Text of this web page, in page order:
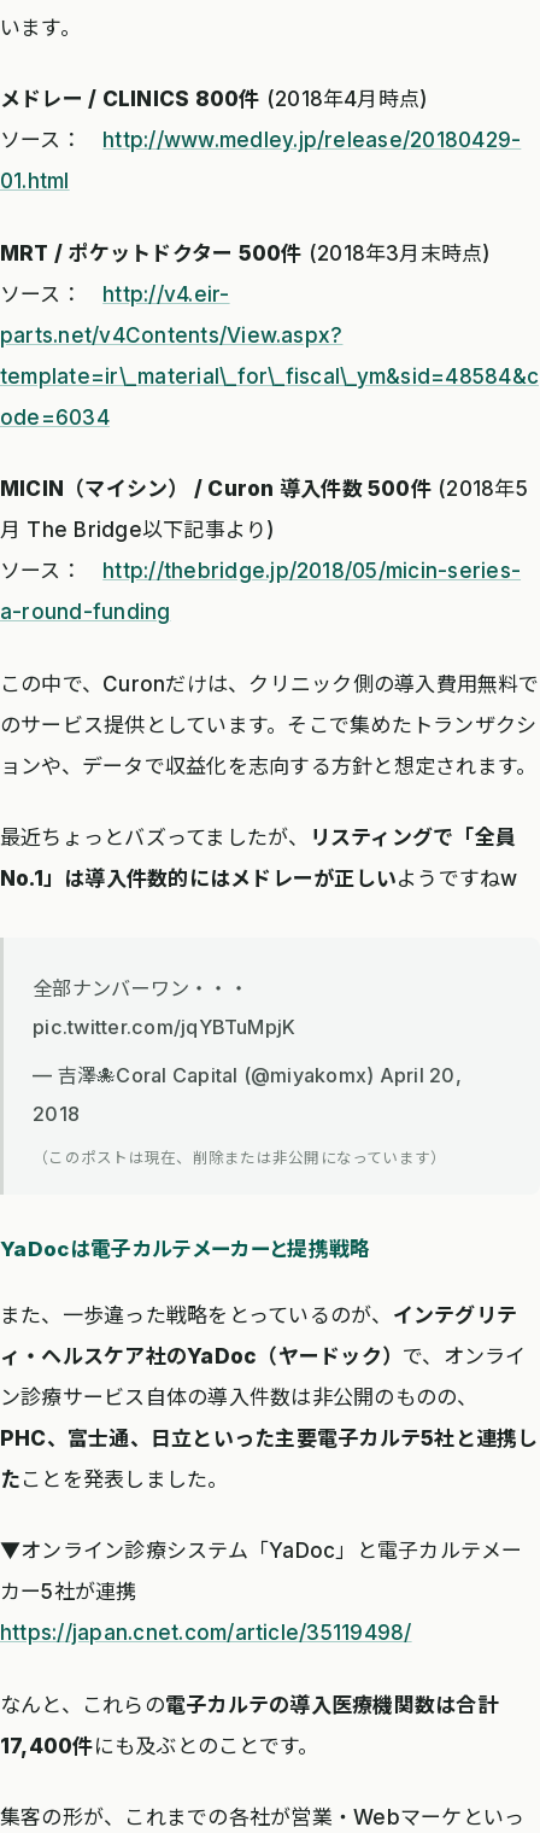
います。
メドレー / CLINICS 800件 (2018年4月時点)
ソース： http://www.medley.jp/release/20180429-
01.html
MRT / ポケットドクター 500件 (2018年3月末時点)
ソース： http://v4.eir-
parts.net/v4Contents/View.aspx?
template=ir\_material\_for\_fiscal\_ym&sid=48584&c
ode=6034
MICIN（マイシン） / Curon 導入件数 500件(2018年5
月 The Bridge以下記事より)
ソース： http://thebridge.jp/2018/05/micin-series-
a-round-funding
この中で、Curonだけは、クリニック側の導入費用無料で
のサービス提供としています。そこで集めたトランザクシ
ョンや、データで収益化を志向する方針と想定されます。
最近ちょっとバズってましたが、
リスティングで「全員
No.1」は導入件数的にはメドレーが正しいようですねw
全部ナンバーワン・・・
pic.twitter.com/jqYBTuMpjK
— 吉澤🐙Coral Capital (@miyakomx) April 20,
2018
（このポストは現在、削除または非公開になっています）
YaDocは電子カルテメーカーと提携戦略
また、一歩違った戦略をとっているのが、 インテグリテ
ィ・ヘルスケア社のYaDoc（ヤードック） で、オンライ
ン診療サービス自体の導入件数は非公開のものの、
PHC、富士通、日立といった主要電子カルテ5社と連携し
た ことを発表しました。
▼オンライン診療システム「YaDoc」と電子カルテメー
カー5社が連携
https://japan.cnet.com/article/35119498/
なんと、これらの電子カルテの導入医療機関数は合計
17,400件にも及ぶとのことです。
集客の形が、これまでの各社が営業・Webマーケといっ